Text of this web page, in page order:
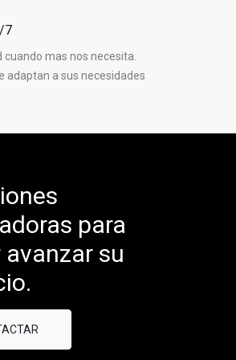
7
cuando mas nos necesita.
adaptan a sus necesidades
para
avanzar su